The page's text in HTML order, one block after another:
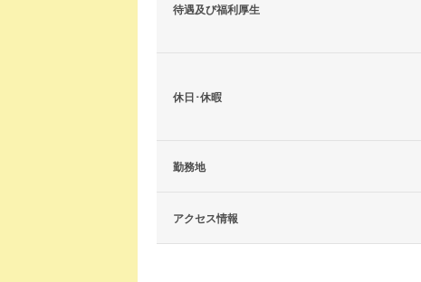
待遇及び福利厚生
休日･休暇
勤務地
アクセス情報